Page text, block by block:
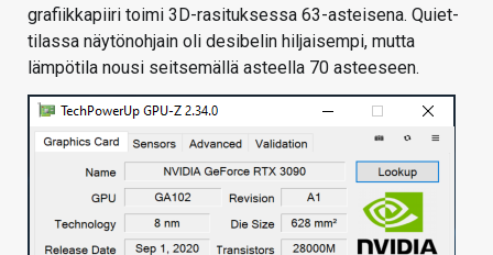
grafiikkapiiri toimi 3D-rasituksessa 63-asteisena. Quiet-
tilassa näytönohjain oli desibelin hiljaisempi, mutta
lämpötila nousi seitsemällä asteella 70 asteeseen.